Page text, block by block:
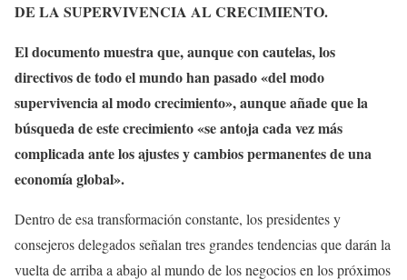
DE LA SUPERVIVENCIA AL CRECIMIENTO.
El documento muestra que, aunque con cautelas, los
directivos de todo el mundo han pasado «del modo
supervivencia al modo crecimiento», aunque añade que la
búsqueda de este crecimiento «se antoja cada vez más
complicada ante los ajustes y cambios permanentes de una
economía global».
Dentro de esa transformación constante, los presidentes y
consejeros delegados señalan tres grandes tendencias que darán la
vuelta de arriba a abajo al mundo de los negocios en los próximos